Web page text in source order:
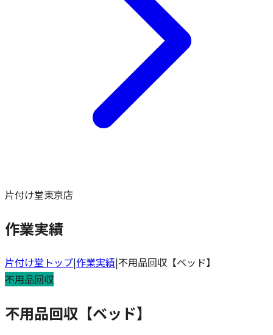
片付け堂東京店
作業実績
片付け堂トップ|作業実績|不用品回収【ベッド】
不用品回収
不用品回収【ベッド】